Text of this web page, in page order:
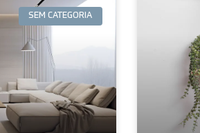
SEM CATEGORIA